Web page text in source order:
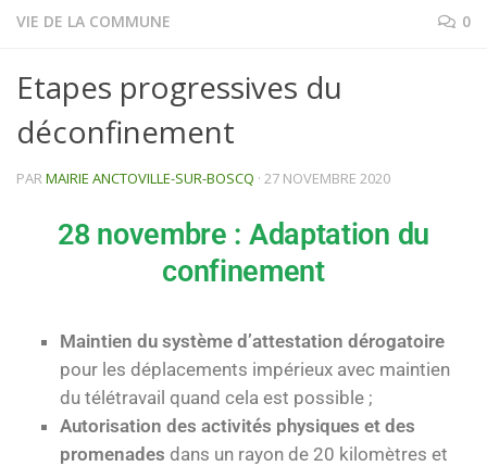
VIE DE LA COMMUNE 0
Etapes progressives du
déconfinement
PARMAIRIE ANCTOVILLE-SUR-BOSCQ · 27 NOVEMBRE 2020
28 novembre : Adaptation du
confinement
Maintien du système d’attestation dérogatoire
pour les déplacements impérieux avec maintien
du télétravail quand cela est possible ;
Autorisation des activités physiques et des
promenades dans un rayon de 20 kilomètres et